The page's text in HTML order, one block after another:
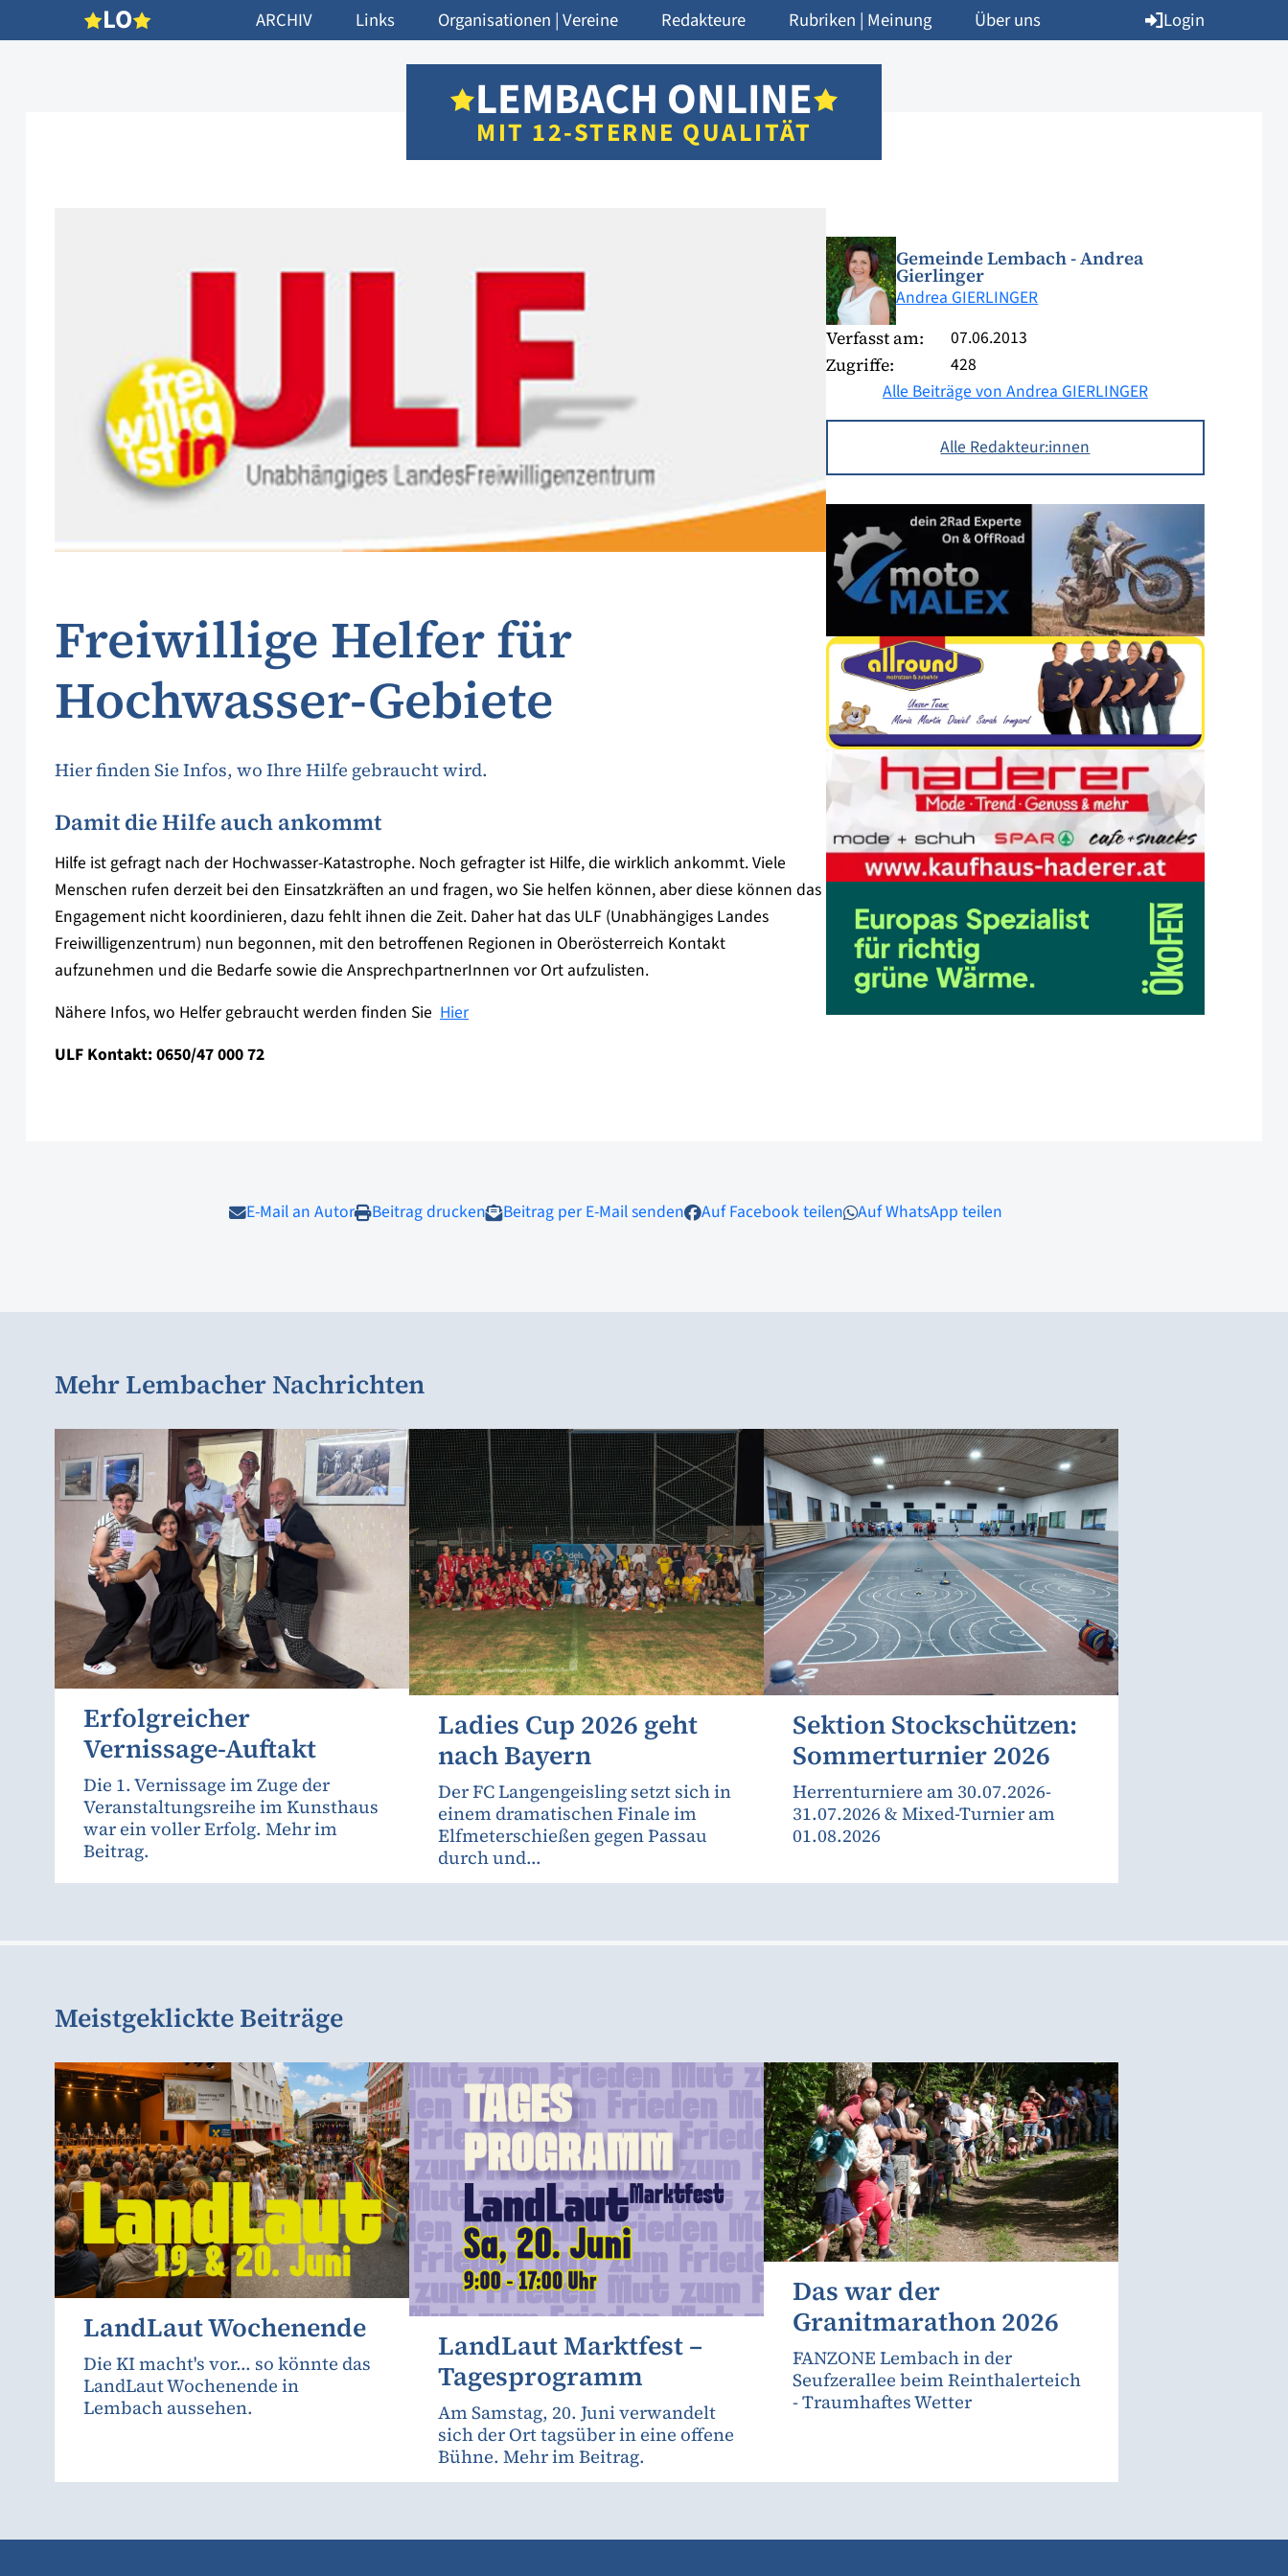
LO ARCHIV Links Organisationen | Vereine Redakteure Rubriken | Meinung Über uns Login
LEMBACH ONLINE
MIT 12-STERNE QUALITÄT
Freiwillige Helfer für
Hochwasser-Gebiete
Hier finden Sie Infos, wo Ihre Hilfe gebraucht wird.
Damit die Hilfe auch ankommt
Hilfe ist gefragt nach der Hochwasser-Katastrophe. Noch gefragter ist Hilfe, die wirklich ankommt. Viele
Menschen rufen derzeit bei den Einsatzkräften an und fragen, wo Sie helfen können, aber diese können das
Engagement nicht koordinieren, dazu fehlt ihnen die Zeit. Daher hat das ULF (Unabhängiges Landes
Freiwilligenzentrum) nun begonnen, mit den betroffenen Regionen in Oberösterreich Kontakt
aufzunehmen und die Bedarfe sowie die AnsprechpartnerInnen vor Ort aufzulisten.
Nähere Infos, wo Helfer gebraucht werden finden Sie Hier
ULF Kontakt: 0650/47 000 72
Gemeinde Lembach - Andrea
Gierlinger
Andrea GIERLINGER
Verfasst am: 07.06.2013
Zugriffe:
428
Alle Beiträge von Andrea GIERLINGER
Alle Redakteur:innen
E-Mail an Autor Beitrag drucken Beitrag per E-Mail senden Auf Facebook teilen Auf WhatsApp teilen
Mehr Lembacher Nachrichten
Erfolgreicher
Vernissage-Auftakt
Die 1. Vernissage im Zuge der
Veranstaltungsreihe im Kunsthaus
war ein voller Erfolg. Mehr im
Beitrag.
Ladies Cup 2026 geht
nach Bayern
Der FC Langengeisling setzt sich in
einem dramatischen Finale im
Elfmeterschießen gegen Passau
durch und...
Sektion Stockschützen:
Sommerturnier 2026
Herrenturniere am 30.07.2026-
31.07.2026 & Mixed-Turnier am
01.08.2026
Meistgeklickte Beiträge
LandLaut Wochenende
Die KI macht's vor... so könnte das
LandLaut Wochenende in
Lembach aussehen.
LandLaut Marktfest –
Tagesprogramm
Am Samstag, 20. Juni verwandelt
sich der Ort tagsüber in eine offene
Bühne. Mehr im Beitrag.
Das war der
Granitmarathon 2026
FANZONE Lembach in der
Seufzerallee beim Reinthalerteich
- Traumhaftes Wetter